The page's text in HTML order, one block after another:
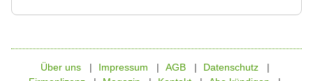
Über uns Impressum AGB
Datenschutz